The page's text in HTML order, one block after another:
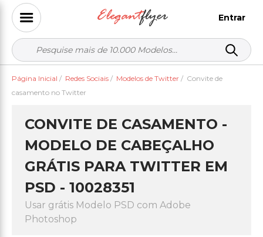
Entrar
Página Inicial / Redes Sociais / Modelos de Twitter / Convite de
casamento no Twitter
CONVITE DE CASAMENTO -
MODELO DE CABEÇALHO
GRÁTIS PARA TWITTER EM
PSD - 10028351
Usar grátis Modelo PSD com Adobe
Photoshop